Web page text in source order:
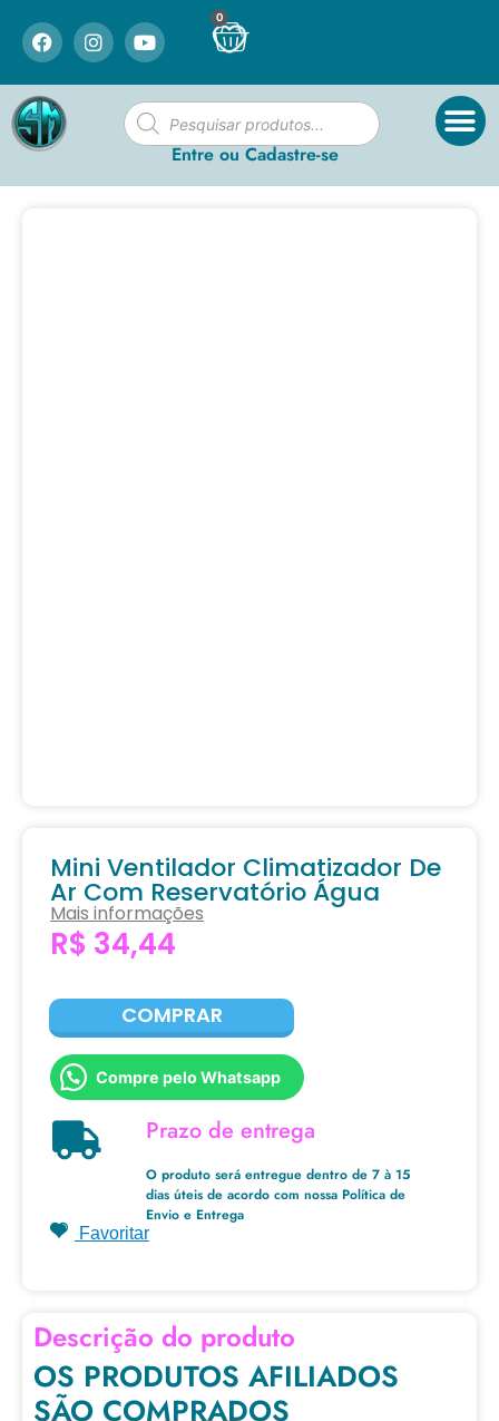
0
Entre ou Cadastre-se
Mini Ventilador Climatizador De
Ar Com Reservatório Água
Mais informações
R$ 34,44
COMPRAR
Compre pelo Whatsapp
Prazo de entrega
O produto será entregue dentro de 7 à 15
dias úteis de acordo com nossa Política de
Envio e Entrega
Favoritar
Descrição do produto
OS PRODUTOS AFILIADOS
SÃO COMPRADOS